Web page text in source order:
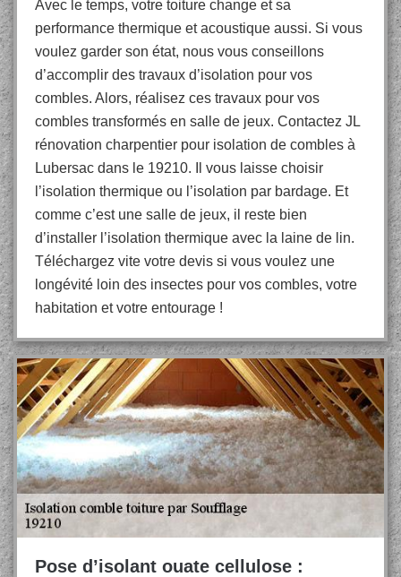
Avec le temps, votre toiture change et sa
performance thermique et acoustique aussi. Si vous
voulez garder son état, nous vous conseillons
d’accomplir des travaux d’isolation pour vos
combles. Alors, réalisez ces travaux pour vos
combles transformés en salle de jeux. Contactez JL
rénovation charpentier pour isolation de combles à
Lubersac dans le 19210. Il vous laisse choisir
l’isolation thermique ou l’isolation par bardage. Et
comme c’est une salle de jeux, il reste bien
d’installer l’isolation thermique avec la laine de lin.
Téléchargez vite votre devis si vous voulez une
longévité loin des insectes pour vos combles, votre
habitation et votre entourage !
Pose d’isolant ouate cellulose :